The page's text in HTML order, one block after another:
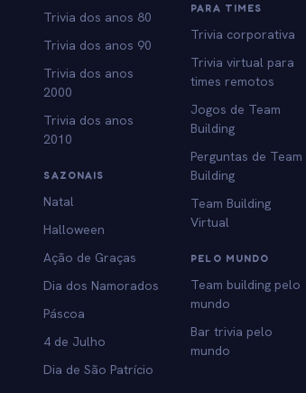
Trivia dos anos 80
Trivia dos anos 90
Trivia dos anos
2000
Trivia dos anos
2010
SAZONAIS
Natal
Halloween
Ação de Graças
Dia dos Namorados
Páscoa
4 de Julho
Dia de São Patrício
PARA TIMES
Trivia corporativa
Trivia virtual para
times remotos
Jogos de Team
Building
Perguntas de Team
Building
Team Building
Virtual
PELO MUNDO
Team building pelo
mundo
Bar trivia pelo
mundo